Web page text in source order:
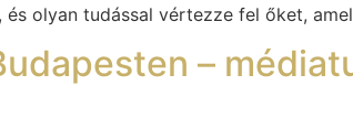
olyan tudással vértezze fel őket,
–